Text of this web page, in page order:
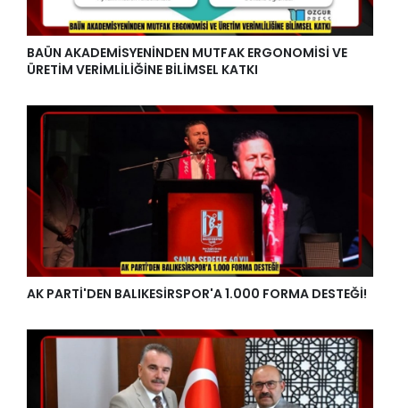
BAÜN AKADEMİSYENİNDEN MUTFAK ERGONOMİSİ VE
ÜRETİM VERİMLİLİĞİNE BİLİMSEL KATKI
AK PARTİ'DEN BALIKESİRSPOR'A 1.000 FORMA DESTEĞİ!